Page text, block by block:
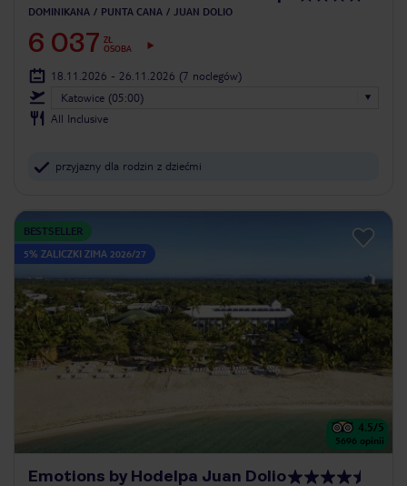
DOMINIKANA PUNTA CANA JUAN DOLIO
6 037 ZŁ
OSOBA
18.11.2026 - 26.11.2026 (7 noclegów)
Katowice (05:00)
All Inclusive
przyjazny dla rodzin z dziećmi
BESTSELLER
5% ZALICZKI ZIMA 2026/27
4.5/5
5696 opinii
Emotions by Hodelpa Juan Dolio